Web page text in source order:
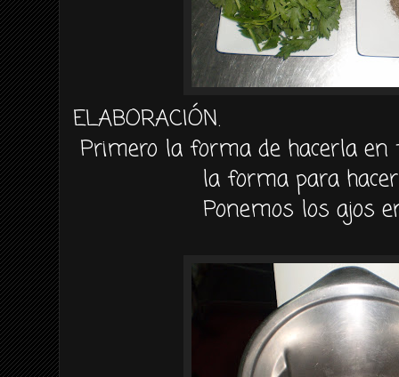
ELABORACIÓN.
Primero la forma de hacerla en
la forma para
Ponemos los ajos